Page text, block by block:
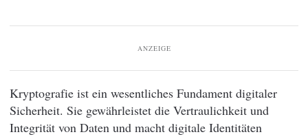
ANZEIGE
Kryptografie ist ein wesentliches Fundament digitaler
Sicherheit. Sie gewährleistet die Vertraulichkeit und
Integrität von Daten und macht digitale Identitäten